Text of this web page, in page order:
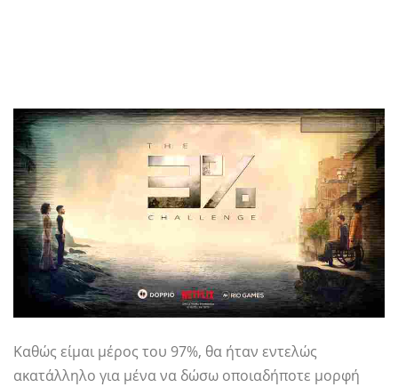
Καθώς είμαι μέρος του 97%, θα ήταν εντελώς
ακατάλληλο για μένα να δώσω οποιαδήποτε μορφή